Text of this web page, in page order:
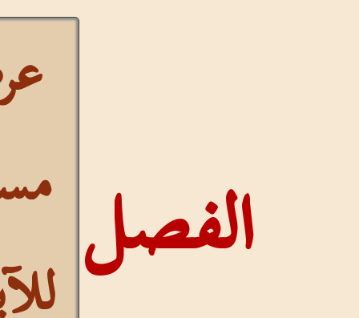
مستمر